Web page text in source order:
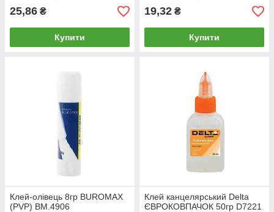
25,86 ₴
Купити
19,32 ₴
Купити
Клей-олівець 8гр BUROMAX
(PVP) BM.4906
Клей канцелярський Delta
ЄВРОКОВПАЧОК 50гр D7221